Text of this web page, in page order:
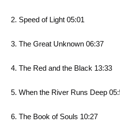
2. Speed of Light 05:01
3. The Great Unknown 06:37
4. The Red and the Black 13:33
5. When the River Runs Deep
6. The Book of Souls 10:27